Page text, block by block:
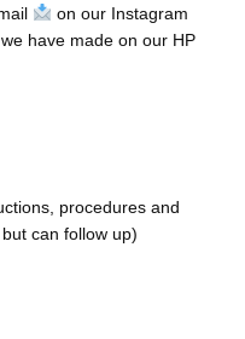
on our Instagram
have made on our HP
procedures and
can follow up)